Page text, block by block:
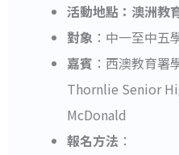
活動地點：澳洲教
對象：中一至中五
嘉賓 ：西澳教育署
Thornlie Senior
McDonald
報名方法 ：